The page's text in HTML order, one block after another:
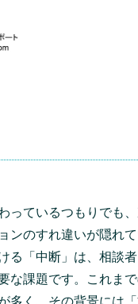
っているつもりでも
ンのすれ違いが隠れて
る「中断」は、相談
な課題です。これま
多く、その背景には